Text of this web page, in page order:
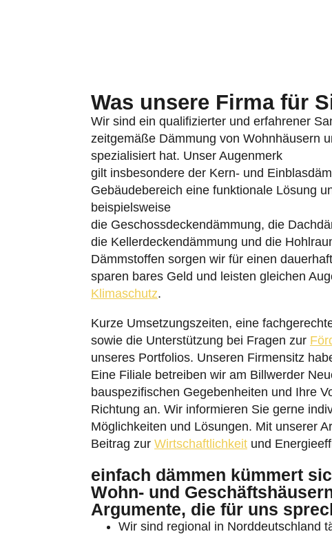
Was unsere Firma für
Wir sind ein qualifizierter und erfahrener
zeitgemäße Dämmung von Wohnhäusern
spezialisiert hat. Unser Augenmerk
gilt insbesondere der Kern- und
Gebäudebereich eine funktionale Lösung
beispielsweise
die Geschossdeckendämmung, die
die Kellerdeckendämmung und die
Dämmstoffen sorgen wir für einen
sparen bares Geld und leisten gleichen
Klimaschutz.
Kurze Umsetzungszeiten, eine
sowie die Unterstützung bei Fragen zur
unseres Portfolios. Unseren Firmensitz
Eine Filiale betreiben wir am Billwerder
bauspezifischen Gegebenheiten und Ihre
Richtung an. Wir informieren Sie gerne
Möglichkeiten und Lösungen. Mit unserer
Beitrag zur Wirtschaftlichkeit und
einfach dämmen kümmert
Wohn- und
Argumente, die für uns
Wir sind regional in Norddeutschland